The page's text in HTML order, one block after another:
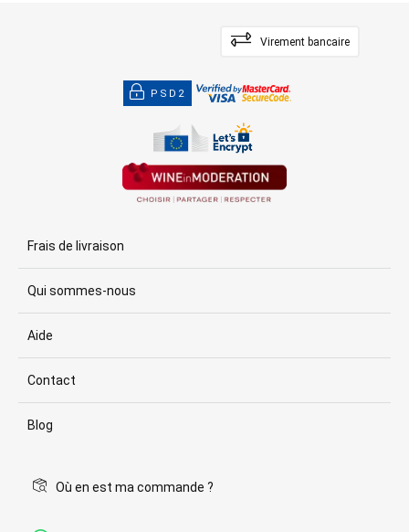
Virement bancaire
PSD2
Frais de livraison
Qui sommes-nous
Aide
Contact
Blog
Où en est ma commande ?